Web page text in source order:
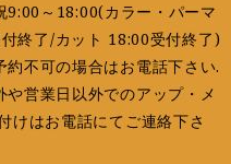
9:00～18:00(カラー・パーマ
終了/カット 18:00受付終了)
約不可の場合はお電話下さい.
や営業日以外でのアップ・メ
けはお電話にてご連絡下さ